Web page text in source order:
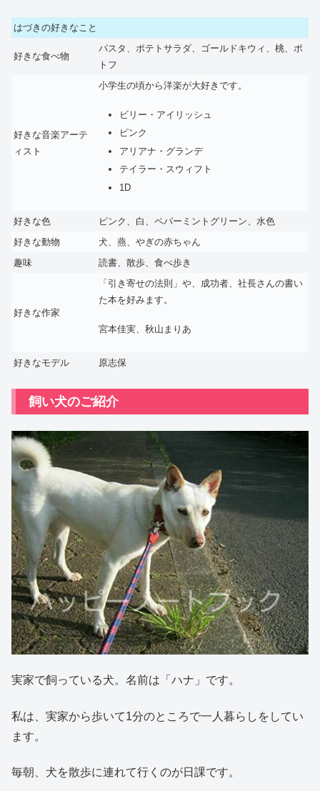
はづきの好きなこと
好きな食べ物
パスタ、ポテトサラダ、ゴールドキウィ、桃、ポ
トフ
好きな音楽アーテ
ィスト
小学生の頃から洋楽が大好きです。
ビリー・アイリッシュ
ピンク
アリアナ・グランデ
テイラー・スウィフト
1D
好きな色
ピンク、白、ペパーミントグリーン、水色
好きな動物
犬、燕、やぎの赤ちゃん
趣味
読書、散歩、食べ歩き
好きな作家
「引き寄せの法則」や、成功者、社長さんの書い
た本を好みます。
宮本佳実、秋山まりあ
好きなモデル 原志保
飼い犬のご紹介
実家で飼っている犬。名前は「ハナ」です。
私は、実家から歩いて1分のところで一人暮らしをしてい
ます。
毎朝、犬を散歩に連れて行くのが日課です。